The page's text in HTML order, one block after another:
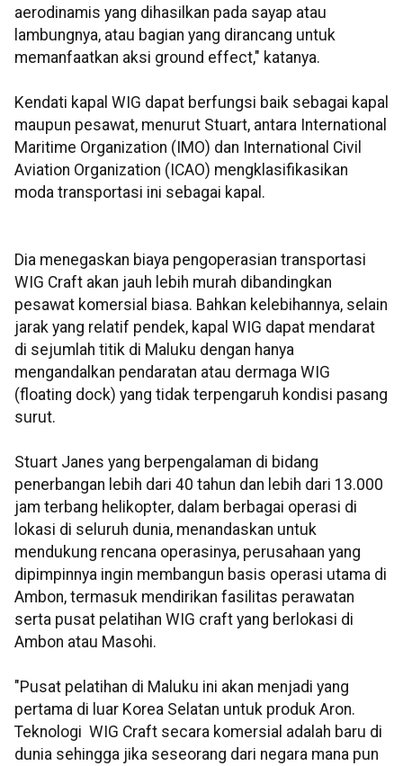
aerodinamis yang dihasilkan pada sayap atau
lambungnya, atau bagian yang dirancang untuk
memanfaatkan aksi ground effect," katanya.
Kendati kapal WIG dapat berfungsi baik sebagai kapal
maupun pesawat, menurut Stuart, antara International
Maritime Organization (IMO) dan International Civil
Aviation Organization (ICAO) mengklasifikasikan
moda transportasi ini sebagai kapal.
Dia menegaskan biaya pengoperasian transportasi
WIG Craft akan jauh lebih murah dibandingkan
pesawat komersial biasa. Bahkan kelebihannya, selain
jarak yang relatif pendek, kapal WIG dapat mendarat
di sejumlah titik di Maluku dengan hanya
mengandalkan pendaratan atau dermaga WIG
(floating dock) yang tidak terpengaruh kondisi pasang
surut.
Stuart Janes yang berpengalaman di bidang
penerbangan lebih dari 40 tahun dan lebih dari 13.000
jam terbang helikopter, dalam berbagai operasi di
lokasi di seluruh dunia, menandaskan untuk
mendukung rencana operasinya, perusahaan yang
dipimpinnya ingin membangun basis operasi utama di
Ambon, termasuk mendirikan fasilitas perawatan
serta pusat pelatihan WIG craft yang berlokasi di
Ambon atau Masohi.
"Pusat pelatihan di Maluku ini akan menjadi yang
pertama di luar Korea Selatan untuk produk Aron.
Teknologi WIG Craft secara komersial adalah baru di
dunia sehingga jika seseorang dari negara mana pun